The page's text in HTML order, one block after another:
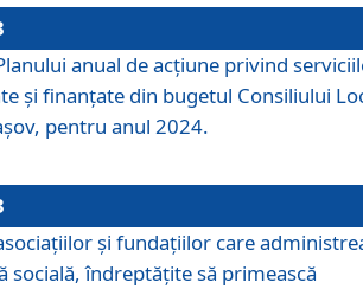
anual de acțiune privind
și finanțate din bugetul Consiliului
pentru anul 2024.
şi fundațiilor care
socială, îndreptăţite să primească